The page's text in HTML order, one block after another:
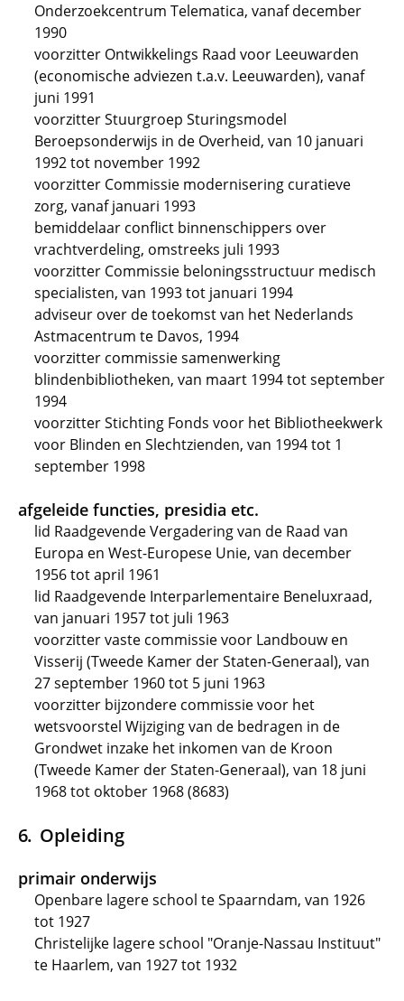
Onderzoekcentrum Telematica, vanaf december
1990
voorzitter Ontwikkelings Raad voor Leeuwarden
(economische adviezen t.a.v. Leeuwarden), vanaf
juni 1991
voorzitter Stuurgroep Sturingsmodel
Beroepsonderwijs in de Overheid, van 10 januari
1992 tot november 1992
voorzitter Commissie modernisering curatieve
zorg, vanaf januari 1993
bemiddelaar conflict binnenschippers over
vrachtverdeling, omstreeks juli 1993
voorzitter Commissie beloningsstructuur medisch
specialisten, van 1993 tot januari 1994
adviseur over de toekomst van het Nederlands
Astmacentrum te Davos, 1994
voorzitter commissie samenwerking
blindenbibliotheken, van maart 1994 tot september
1994
voorzitter Stichting Fonds voor het Bibliotheekwerk
voor Blinden en Slechtzienden, van 1994 tot 1
september 1998
afgeleide functies, presidia etc.
lid Raadgevende Vergadering van de Raad van
Europa en West-Europese Unie, van december
1956 tot april 1961
lid Raadgevende Interparlementaire Beneluxraad,
van januari 1957 tot juli 1963
voorzitter vaste commissie voor Landbouw en
Visserij (Tweede Kamer der Staten-Generaal), van
27 september 1960 tot 5 juni 1963
voorzitter bijzondere commissie voor het
wetsvoorstel Wijziging van de bedragen in de
Grondwet inzake het inkomen van de Kroon
(Tweede Kamer der Staten-Generaal), van 18 juni
1968 tot oktober 1968 (8683)
Opleiding
primair onderwijs
Openbare lagere school te Spaarndam, van 1926
tot 1927
Christelijke lagere school "Oranje-Nassau Instituut"
te Haarlem, van 1927 tot 1932